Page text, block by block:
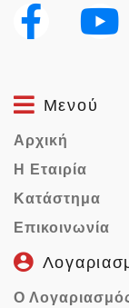
Μενού
Αρχική
Η Εταιρία
Κατάστημα
Επικοινωνία
Ο